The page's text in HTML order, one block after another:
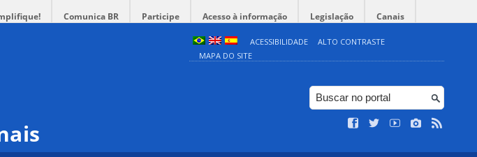
Comunica BR Participe Acesso à informação Legislação Canais
ACESSIBILIDADE
ALTO CONTRASTE
MAPA DO SITE